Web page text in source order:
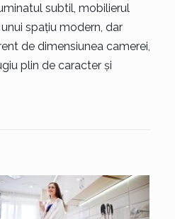
subtil, mobilierul
spațiu modern, dar
de dimensiunea camerei,
plin de caracter și